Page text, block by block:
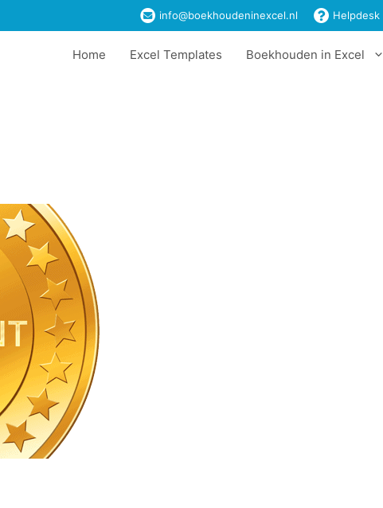
info@boekhoudeninexcel.nl Helpdesk
Home Excel Templates Boekhouden in Excel